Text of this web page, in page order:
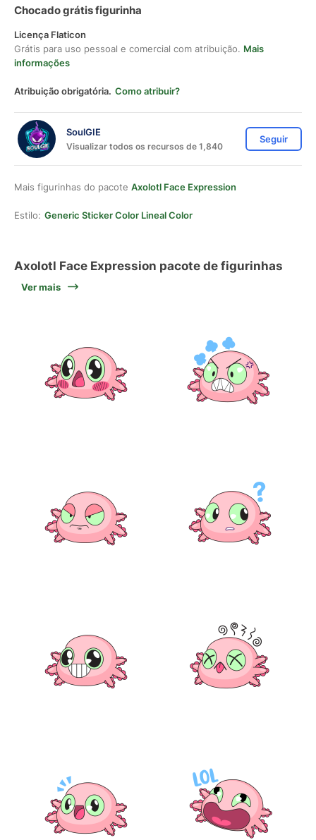
Chocado grátis figurinha
Licença Flaticon
Grátis para uso pessoal e comercial com atribuição. Mais
informações
Atribuição obrigatória. Como atribuir?
SoulGIE
Visualizar todos os recursos de 1,840
Seguir
Mais figurinhas do pacote Axolotl Face Expression
Estilo: Generic Sticker Color Lineal Color
Axolotl Face Expression pacote de figurinhas
Ver mais